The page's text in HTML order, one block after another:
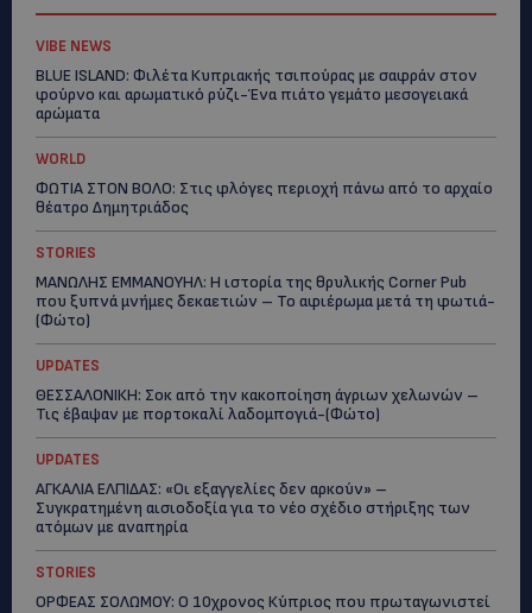
VIBE NEWS
BLUE ISLAND: Φιλέτα Κυπριακής τσιπούρας με σαφράν στον
φούρνο και αρωματικό ρύζι-Ένα πιάτο γεμάτο μεσογειακά
αρώματα
WORLD
ΦΩΤΙΑ ΣΤΟΝ ΒΟΛΟ: Στις φλόγες περιοχή πάνω από το αρχαίο
θέατρο Δημητριάδος
STORIES
ΜΑΝΩΛΗΣ ΕΜΜΑΝΟΥΗΛ: Η ιστορία της θρυλικής Corner Pub
που ξυπνά μνήμες δεκαετιών – Το αφιέρωμα μετά τη φωτιά-
(Φώτο)
UPDATES
ΘΕΣΣΑΛΟΝΙΚΗ: Σοκ από την κακοποίηση άγριων χελωνών –
Τις έβαψαν με πορτοκαλί λαδομπογιά-(Φώτο)
UPDATES
ΑΓΚΑΛΙΑ ΕΛΠΙΔΑΣ: «Οι εξαγγελίες δεν αρκούν» –
Συγκρατημένη αισιοδοξία για το νέο σχέδιο στήριξης των
ατόμων με αναπηρία
STORIES
ΟΡΦΕΑΣ ΣΟΛΩΜΟΥ: Ο 10χρονος Κύπριος που πρωταγωνιστεί